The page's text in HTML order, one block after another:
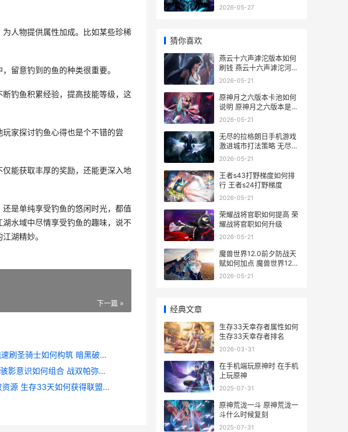
人物提供属性加成。比如某些珍稀
留意钓到的鱼的种类很重要。
钓鱼积累经验，提高技能等级，这
家探讨钓鱼心得也是个不错的尝
能获取丰厚的奖励，还能更深入地
是单纯享受钓鱼的悠闲时光，都值
水域中尽情享受钓鱼的趣味，说不
湖精妙。
下一篇 »
暗黑破坏神4S11纯速刷圣骑士如何构筑 暗黑破坏神4S11赛季神秘捣蛋鬼符印概率
战双帕弥什布偶熊骇影意识如何组合 战双帕弥什・エロマンガ
生存33天如何获取资源 生存33天如何获得联盟攻城站的通关大奖?
2026-05-27
猜你喜欢
燕云十六声滹沱版本如何
刷钱 燕云十六声滹沱河之
战
2026-05-21
原神月之六版本卡池如何
说明 原神月之六版本是什
么时候
2026-05-21
无尽的拉格朗日手机游戏
激进城市打法策略 无尽的
拉格朗日什么时候出的
2026-05-21
王者s43打野梯度如何排
行 王者s24打野梯度
2026-05-21
荣耀战将官职如何提高 荣
耀战将官职如何升级
2026-05-21
魔兽世界12.0前夕防战天
赋如何加点 魔兽世界12.0
前夕任务在哪接
2026-05-21
经典文章
生存33天幸存者属性如何
生存33天幸存者排名
2026-03-31
在手机端玩原神时 在手机
上玩原神
2025-07-31
原神荒泷一斗 原神荒泷一
斗什么时候复刻
2025-07-31